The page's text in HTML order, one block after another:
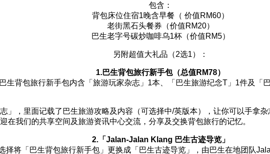
包含：
背包床位住宿1晚含早餐（ 价值RM60）
老街黑石头餐券（价值RM20）
巴生老字号碳炒咖啡乌1杯（价值RM5）
另附超值大礼品（2选1）：
1.巴生背包旅行新手包（总值RM78）
巴生背包旅行新手包内含「旅游玩家杂志」1本、「巴生旅游纪念T」1件及「
」，里面记载了巴生旅游攻略及内容（可选择中/英版本），让你可以手拿
在我们的共享空间及旅游资讯中心交流，分享及交换背包旅行的记忆。
2.「Jalan-Jalan Klang 巴生古迹导览」
择将「巴生背包旅行新手包」更换成「巴生古迹导览」，由巴生在地团队